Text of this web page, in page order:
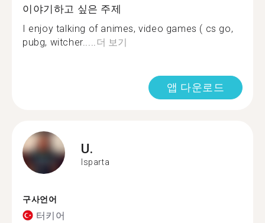
이야기하고 싶은 주제
I enjoy talking of animes, video games ( cs go,
pubg, witcher.....더 보기
앱 다운로드
U.
Isparta
구사언어
터키어